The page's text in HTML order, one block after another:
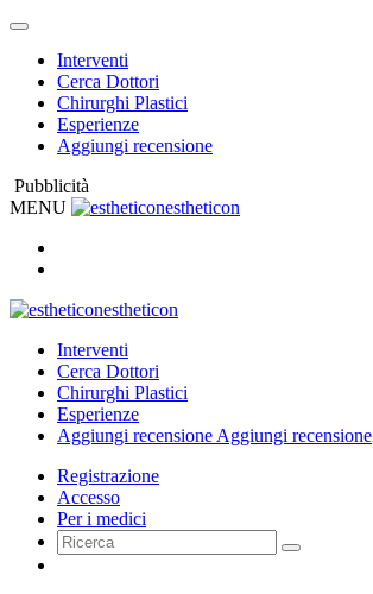
Interventi
Cerca Dottori
Chirurghi Plastici
Esperienze
Aggiungi recensione
Pubblicità
MENU
estheticon
estheticon
Interventi
Cerca Dottori
Chirurghi Plastici
Esperienze
Aggiungi recensione Aggiungi recensione
Registrazione
Accesso
Per i medici